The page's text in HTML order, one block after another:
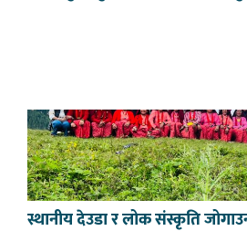
स्थानीय देउडा र लोक संस्कृति